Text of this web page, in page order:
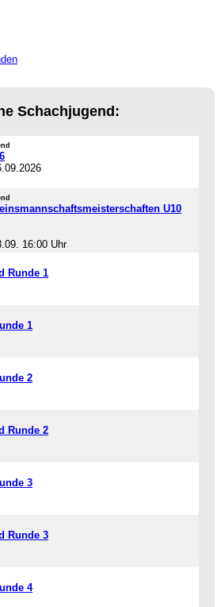
Schachjugend:
U10
16:00 Uhr
Runde 1
1
2
Runde 2
3
Runde 3
4